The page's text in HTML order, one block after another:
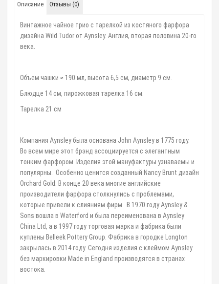
Описание Отзывы (0)
Винтажное чайное трио с тарелкой из костяного фарфора
дизайна Wild Tudor от Aynsley. Англия, вторая половина 20-го
века.
Объем чашки ≈ 190 мл, высота 6,5 см, диаметр 9 см.
Блюдце 14 см, пирожковая тарелка 16 см.
Тарелка 21 см
Компания Aynsley была основана John Aynsley в 1775 году.
Во всем мире этот брэнд ассоциируется с элегантным
тонким фарфором. Изделия этой мануфактуры узнаваемы и
популярны. Особенно ценится созданный Nancy Brunt дизайн
Orchard Gold. В конце 20 века многие английские
производители фарфора столкнулись с проблемами,
которые привели к слияниям фирм. В 1970 году Aynsley &
Sons вошла в Waterford и была переименована в Aynsley
China Ltd, а в 1997 году торговая марка и фабрика были
куплены Belleek Pottery Group. Фабрика в городке Longton
закрылась в 2014 году. Сегодня изделия с клеймом Aynsley
без маркировки Made in England производятся в странах
востока.